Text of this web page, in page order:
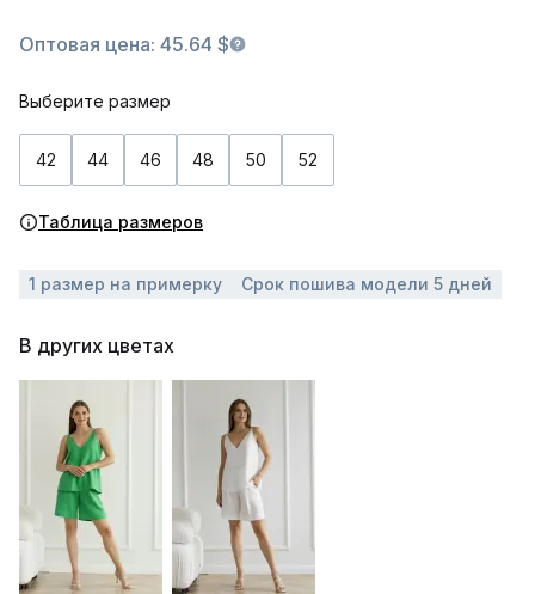
Оптовая цена: 45.64 $
Выберите размер
42 44 46 48 50 52
Таблица размеров
1 размер на примерку Срок пошива модели 5 дней
В других цветах